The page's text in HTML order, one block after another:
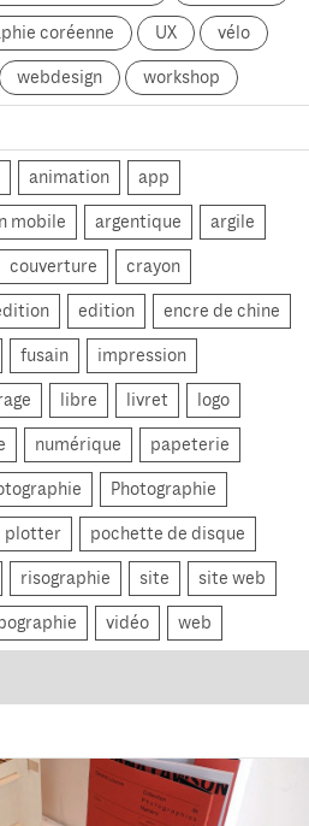
coréenne UX vélo
webdesign workshop
animation app
mobile argentique argile
couverture crayon
edition encre de chine
fusain impression
libre livret logo
numérique papeterie
Photographie
plotter pochette de disque
risographie site site web
vidéo web